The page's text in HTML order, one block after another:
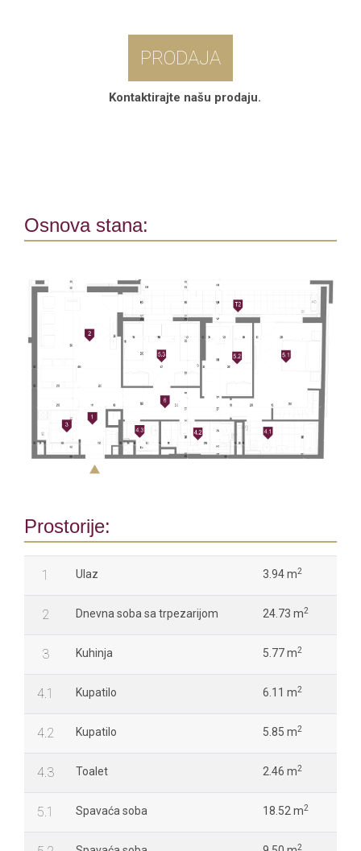
PRODAJA
Kontaktirajte našu prodaju.
Osnova stana:
Prostorije:
1 Ulaz 3.94 m2
2 Dnevna soba sa trpezarijom 24.73 m2
3 Kuhinja 5.77 m2
4.1 Kupatilo 6.11 m2
4.2 Kupatilo 5.85 m2
4.3 Toalet 2.46 m2
5.1 Spavaća soba 18.52 m2
2